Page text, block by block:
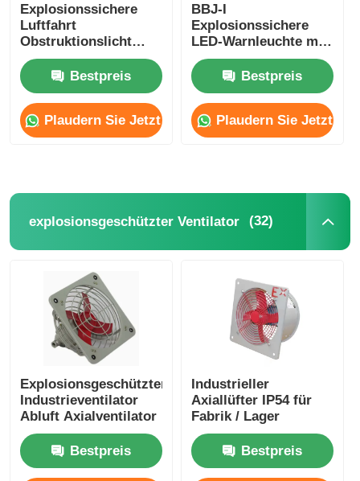
Explosionssichere
Luftfahrt
Obstruktionslicht
Flugzeugsicherheitswarnlicht
Solar
Explosionssichere
Turmlicht
Bestpreis
Plaudern Sie Jetzt
BBJ-I
Explosionssichere
LED-Warnleuchte mit
hörbarer Sirene
Bestpreis
Plaudern Sie Jetzt
explosionsgeschützter Ventilator (32)
Explosionsgeschützter
Industrieventilator
Abluft Axialventilator
Bestpreis
Industrieller
Axiallüfter IP54 für
Fabrik / Lager
Bestpreis